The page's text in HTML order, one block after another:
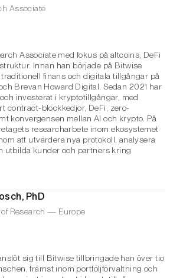
Associate
Associate med fokus på altcoins, DeFi
Innan han började på Bitwise
finans och digitala tillgångar på
Brevan Howard Digital. Sedan 2021 har
investerat i kryptotillgångar, med
contract-blockkedjor, DeFi, zero-
konvergensen mellan AI och krypto. På
researcharbete inom ekosystemet
att utvärdera nya protokoll, analysera
utbilda kunder och partners kring
PhD
of Research — Europe
sig till Bitwise tillbringade han över tio
främst inom portföljförvaltning och